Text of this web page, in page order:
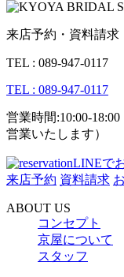
来店予約・資料請求
TEL : 089-947-0117
TEL : 089-947-0117
営業時間:10:00-
営業いたします）
LINEで
来店予約 資料請求
ABOUT US
コンセプト
京屋について
スタッフ